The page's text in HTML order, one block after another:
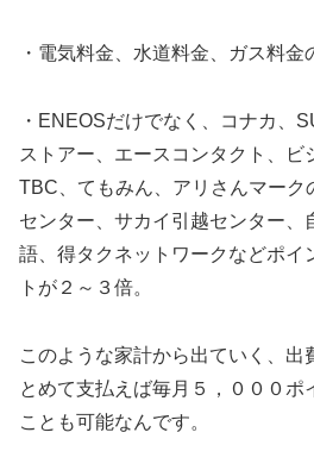
・電気料金、水道料金、ガス料金
・ENEOSだけでなく、コナカ、
ストアー、エースコンタクト、ビ
TBC、てもみん、アリさんマーク
センター、サカイ引越センター、
語、得タクネットワークなどポイ
トが２～３倍。
このような家計から出ていく、出
とめて支払えば毎月５，０００ポ
ことも可能なんです。